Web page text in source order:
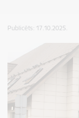
Publicēts: 17.10.2025.